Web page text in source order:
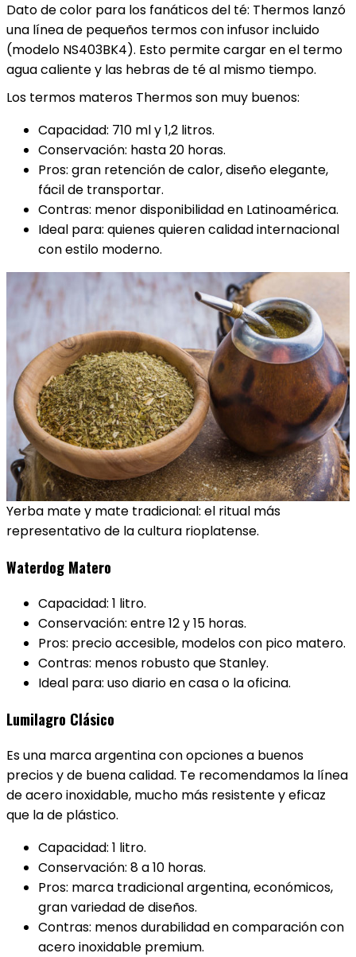
Dato de color para los fanáticos del té: Thermos lanzó
una línea de pequeños termos con infusor incluido
(modelo NS403BK4). Esto permite cargar en el termo
agua caliente y las hebras de té al mismo tiempo.
Los termos materos Thermos son muy buenos:
Capacidad: 710 ml y 1,2 litros.
Conservación: hasta 20 horas.
Pros: gran retención de calor, diseño elegante,
fácil de transportar.
Contras: menor disponibilidad en Latinoamérica.
Ideal para: quienes quieren calidad internacional
con estilo moderno.
Yerba mate y mate tradicional: el ritual más
representativo de la cultura rioplatense.
Waterdog Matero
Capacidad: 1 litro.
Conservación: entre 12 y 15 horas.
Pros: precio accesible, modelos con pico matero.
Contras: menos robusto que Stanley.
Ideal para: uso diario en casa o la oficina.
Lumilagro Clásico
Es una marca argentina con opciones a buenos
precios y de buena calidad. Te recomendamos la línea
de acero inoxidable, mucho más resistente y eficaz
que la de plástico.
Capacidad: 1 litro.
Conservación: 8 a 10 horas.
Pros: marca tradicional argentina, económicos,
gran variedad de diseños.
Contras: menos durabilidad en comparación con
acero inoxidable premium.